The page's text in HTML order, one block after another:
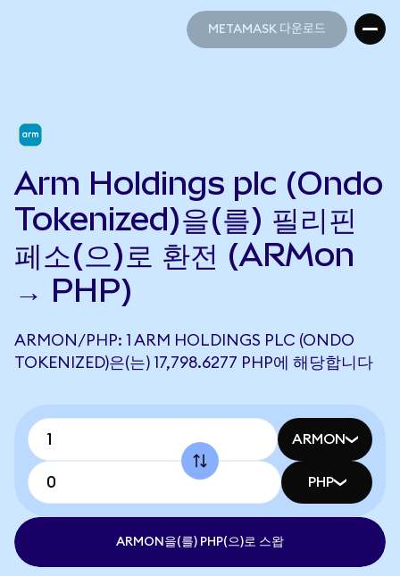
METAMASK 다운로드
Arm Holdings plc (Ondo
Tokenized)을(를) 필리핀
페소(으)로 환전 (ARMon
→ PHP)
ARMON/PHP: 1 ARM HOLDINGS PLC (ONDO
TOKENIZED)은(는) 17,798.6277 PHP에 해당합니다
ARMON
PHP
ARMON을(를) PHP(으)로 스왑